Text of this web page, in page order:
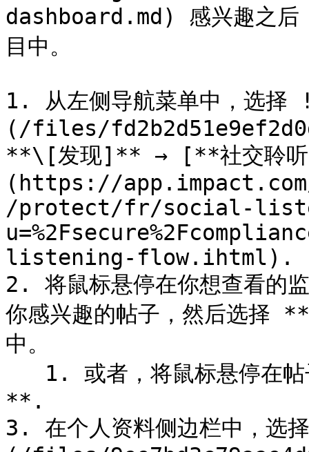
dashboard.md) 感兴趣之后
目中。
1. 从左侧导航菜单中，选
(/files/
**\[发现]** → [**社交聆
(https://
/protect/fr/social-
listening-flow.ihtml).
2. 将鼠标悬停在你想查看的
你感兴趣的帖子，然后选择
中。
**.
3. 在个人资料侧边栏中，